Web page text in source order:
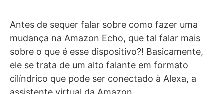
Antes de sequer falar sobre como fazer uma
mudança na Amazon Echo, que tal falar mais
sobre o que é esse dispositivo?! Basicamente,
ele se trata de um alto falante em formato
cilíndrico que pode ser conectado à Alexa, a
assistente virtual da Amazon.